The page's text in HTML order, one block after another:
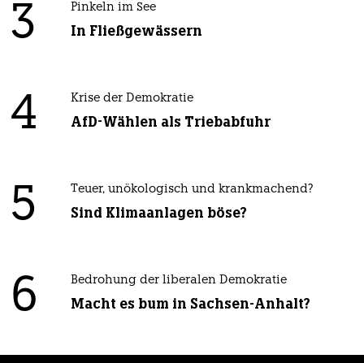
3 Pinkeln im See
In Fließgewässern
4 Krise der Demokratie
AfD-Wählen als Triebabfuhr
5 Teuer, unökologisch und krankmachend?
Sind Klimaanlagen böse?
6 Bedrohung der liberalen Demokratie
Macht es bum in Sachsen-Anhalt?